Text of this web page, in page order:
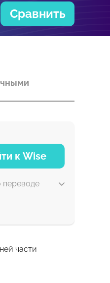
Сравнить
к Wise
переводе
части